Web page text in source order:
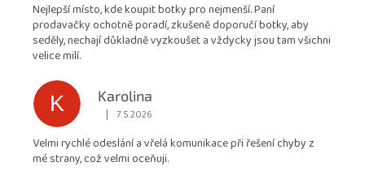
4,9
z
Nejlepší místo, kde koupit botky pro nejmenší. Paní
prodavačky ochotně poradí, zkušeně doporučí botky, aby
seděly, nechají důkladně vyzkoušet a vždycky jsou tam všichni
velice milí.
K
Karolina
Hodnocení obchodu je 5 z 5 hvězdiček.
| 7.5.2026
Velmi rychlé odeslání a vřelá komunikace při řešení chyby z
mé strany, což velmi oceňuji.